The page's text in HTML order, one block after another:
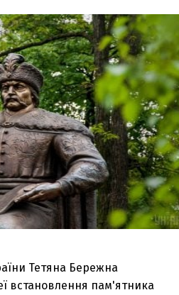
Тетяна Бережна
встановлення пам'ятника